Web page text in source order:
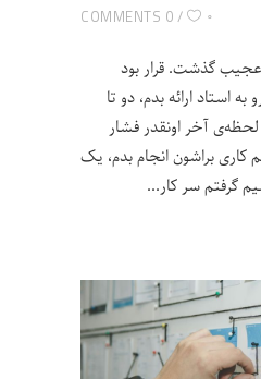
0 COMMENTS
۰
عجیب گذشت. قرار بود
استاد ارائه بدم، دو تا
آخر اونقدر فشار
کاری براشون انجام بدم، یک
گرفتم سر کار